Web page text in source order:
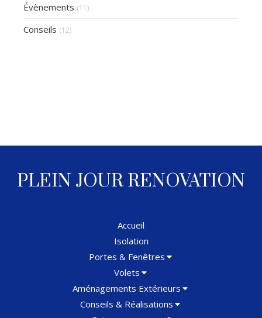
Évènements (11)
Conseils (12)
PLEIN JOUR RENOVATION
Accueil
Isolation
Portes & Fenêtres
Volets
Aménagements Extérieurs
Conseils & Réalisations